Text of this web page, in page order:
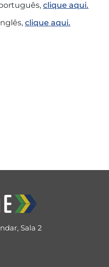
clique aqui.
clique aqui.
Sala 2